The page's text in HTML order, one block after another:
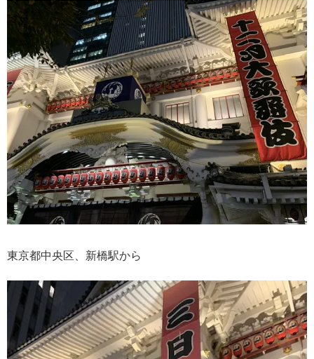
東京都中央区、新橋駅から